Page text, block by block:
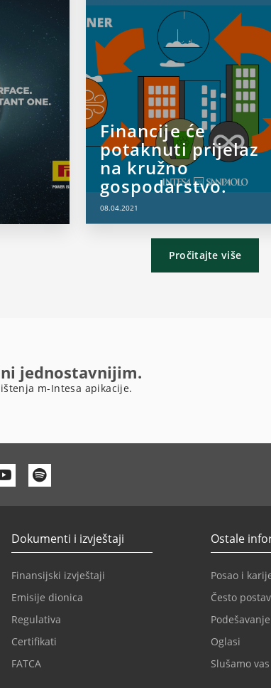
Financije će
potaknuti prijelaz
na kružno
gospodarstvo.
08.04.2021
Pročitajte više
jednostavnijim.
m-Intesa apikacije.
Youtube
Dokumenti i izvještaji
Finansijski izvještaji
Emisije dionica
Regulativa
Certifikati
FATCA
Ostale
Posao i
Često
Oglasi
Slušamo